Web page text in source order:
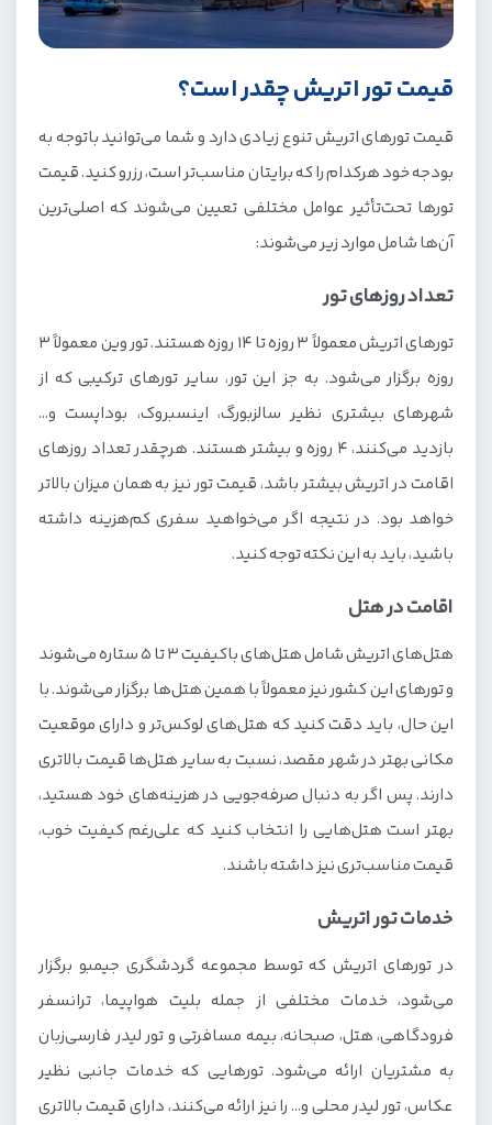
قیمت تور اتریش چقدر است؟
قیمت تورهای اتریش تنوع زیادی دارد و شما می‌توانید باتوجه به
بودجه خود هرکدام را که برایتان مناسب‌تر است، رزرو کنید. قیمت‌
تورها تحت‌تأثیر عوامل مختلفی تعیین می‌شوند که اصلی‌ترین
آن‌ها شامل موارد زیر می‌شوند:
تعداد روزهای تور
تورهای اتریش معمولاً ۳ روزه تا ۱۴ روزه هستند. تور وین معمولاً 3
روزه برگزار می‌شود. به جز این تور، سایر تورهای ترکیبی که از
شهرهای بیشتری نظیر سالزبورگ، اینسبروک، بوداپست و…
بازدید می‌کنند، 4 روزه و بیشتر هستند. هرچقدر تعداد روزهای
اقامت در اتریش بیشتر باشد، قیمت تور نیز به همان میزان بالاتر
خواهد بود. در نتیجه اگر می‌خواهید سفری کم‌هزینه داشته
باشید، باید به این نکته توجه کنید.
اقامت در هتل
هتل‌های اتریش شامل هتل‌های باکیفیت 3 تا 5 ستاره می‌شوند
و تورهای این کشور نیز معمولاً با همین هتل‌ها برگزار می‌شوند. با
این حال، باید دقت کنید که هتل‌های لوکس‌تر و دارای موقعیت
مکانی بهتر در شهر مقصد، نسبت به سایر هتل‌ها قیمت بالاتری
دارند. پس اگر به دنبال صرفه‌جویی در هزینه‌های خود هستید،
بهتر است هتل‌هایی را انتخاب کنید که علی‌رغم کیفیت خوب،
قیمت مناسب‌تری نیز داشته باشند.
خدمات تور اتریش
در تورهای اتریش که توسط مجموعه گردشگری جیمبو برگزار
می‌شود، خدمات مختلفی از جمله بلیت هواپیما، ترانسفر
فرودگاهی، هتل، صبحانه، بیمه مسافرتی و تور لیدر فارسی‌زبان
به مشتریان ارائه می‌شود. تورهایی که خدمات جانبی نظیر
عکاس، تور لیدر محلی و… را نیز ارائه می‌کنند، دارای قیمت بالاتری